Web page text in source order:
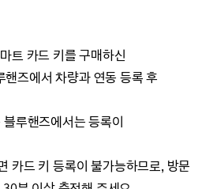
트 카드 키를 구매하신
즈에서 차량과 연동 등록 후
루핸즈에서는 등록이
카드 키 등록이 불가능하므로, 방문